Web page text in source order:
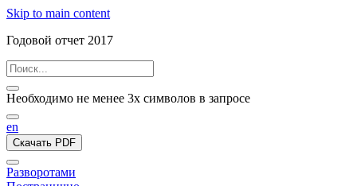
Skip to main content
Годовой отчет 2017
Необходимо не менее 3х символов в запросе
en
Скачать PDF
Разворотами